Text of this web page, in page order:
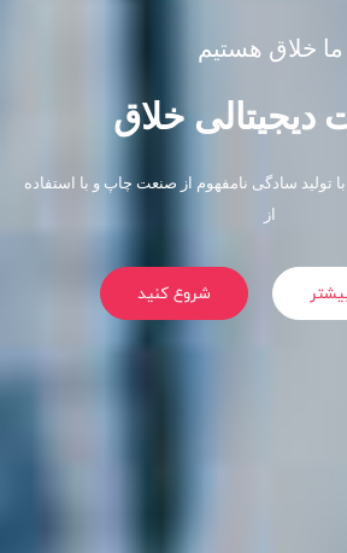
ما خلاق هستیم
خلاق
تولید سادگی نامفهوم از صنعت چاپ و با استفاده
از
شروع کنید